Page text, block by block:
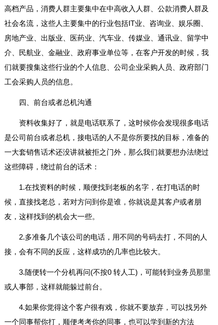
高档产品，消费人群主要集中在中高收入人群、公款消费人群及
社会名流，这些人主要集中的行业包括IT业、咨询业、娱乐圈、
房地产业、出版业、医药业、汽车业、传媒业、通讯业、留学中
介、民航业、金融业、政府事业单位等，在客户开发的时候，我
们就要搜集这些行业的个人信息、公司企业采购人员、政府部门
工会采购人员的信息。
四、前台或者总机沟通
资料收集好了，就是电话联系了，这时候你会发现很多电话
是公司前台或者总机，接电话的人不是你所要找的目标，准备的
一大套销售话术还没讲就被拒之门外，那么我们就要想办法绕过
这些障碍，绕过前台的话术：
1.在找资料的时候，顺便找到老板的名字，在打电话的时
候，直接找老总，若对方问到你是谁，你就说是其客户或者朋
友，这样找到的机会大一些。
2.多准备几个该公司的电话，用不同的号码去打，不同的人
接，会有不同的反应，这样成功的几率也比较大。
3.随便转一个分机再问(不按0 转人工)，可能转到业务员那里
或人事部，这样就能躲过前台。
4.如果你觉得这个客户很有戏，你就不要放弃，可以找另外
一个同事帮你打，顺便考考你的同事，也可以学到新的方法